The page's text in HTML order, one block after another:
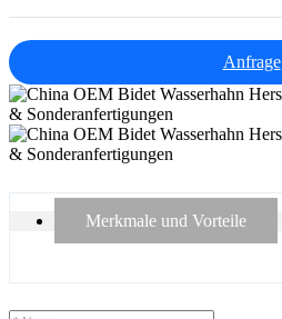
Anfrage
Merkmale und Vorteile